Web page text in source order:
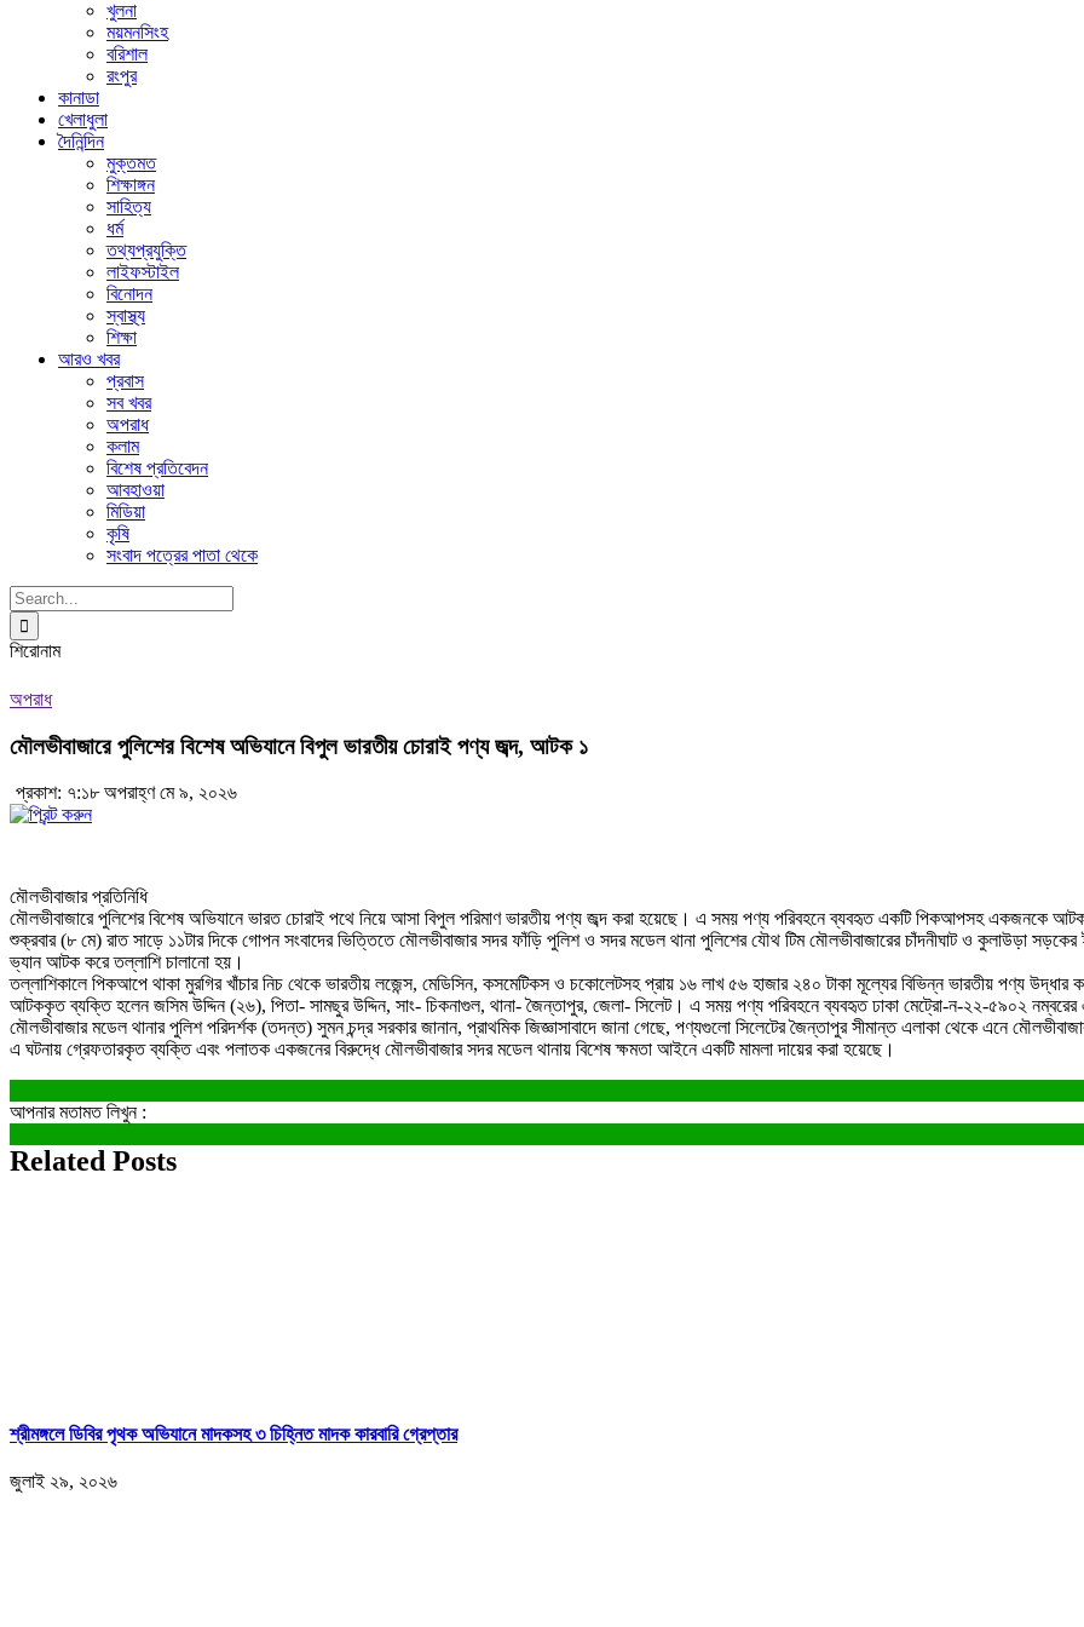
খুলনা
ময়মনসিংহ
বরিশাল
রংপুর
কানাডা
খেলাধুলা
দৈনিন্দিন
মুক্তমত
শিক্ষাঙ্গন
সাহিত্য
ধর্ম
তথ্যপ্রযুক্তি
লাইফস্টাইল
বিনোদন
স্বাস্থ্য
শিক্ষা
আরও খবর
প্রবাস
সব খবর
অপরাধ
কলাম
বিশেষ প্রতিবেদন
আবহাওয়া
মিডিয়া
কৃষি
সংবাদ পত্রের পাতা থেকে
Search
for:
শিরোনাম
অপরাধ
মৌলভীবাজারে পুলিশের বিশেষ অভিযানে বিপুল ভারতীয় চোরাই পণ্য জব্দ, আটক ১
প্রকাশ: ৭:১৮ অপরাহ্ণ মে ৯, ২০২৬
মৌলভীবাজার প্রতিনিধি
মৌলভীবাজারে পুলিশের বিশেষ অভিযানে ভারত চোরাই পথে নিয়ে আসা বিপুল পরিমাণ ভারতীয় পণ্য জব্দ করা হয়েছে। এ সময় পণ্য পরিবহনে ব্যবহৃত একটি পিকআপসহ একজনকে
শুক্রবার (৮ মে) রাত সাড়ে ১১টার দিকে গোপন সংবাদের ভিত্তিতে মৌলভীবাজার সদর ফাঁড়ি পুলিশ ও সদর মডেল থানা পুলিশের যৌথ টিম মৌলভীবাজারের চাঁদনীঘাট ও কুলাউড়া
ভ্যান আটক করে তল্লাশি চালানো হয়।
তল্লাশিকালে পিকআপে থাকা মুরগির খাঁচার নিচ থেকে ভারতীয় লজেন্স, মেডিসিন, কসমেটিকস ও চকোলেটসহ প্রায় ১৬ লাখ ৫৬ হাজার ২৪০ টাকা মূল্যের বিভিন্ন ভারতীয় পণ্য
আটককৃত ব্যক্তি হলেন জসিম উদ্দিন (২৬), পিতা- সামছুর উদ্দিন, সাং- চিকনাগুল, থানা- জৈন্তাপুর, জেলা- সিলেট। এ সময় পণ্য পরিবহনে ব্যবহৃত ঢাকা মেট্রো-ন-২২-৫৯০২
মৌলভীবাজার মডেল থানার পুলিশ পরিদর্শক (তদন্ত) সুমন চন্দ্র সরকার জানান, প্রাথমিক জিজ্ঞাসাবাদে জানা গেছে, পণ্যগুলো সিলেটের জৈন্তাপুর সীমান্ত এলাকা থেকে এনে
এ ঘটনায় গ্রেফতারকৃত ব্যক্তি এবং পলাতক একজনের বিরুদ্ধে মৌলভীবাজার সদর মডেল থানায় বিশেষ ক্ষমতা আইনে একটি মামলা দায়ের করা হয়েছে।
আপনার মতামত লিখুন :
Related Posts
শ্রীমঙ্গলে ডিবির পৃথক অভিযানে মাদকসহ ৩ চিহ্নিত মাদক কারবারি গ্রেপ্তার
জুলাই ২৯, ২০২৬